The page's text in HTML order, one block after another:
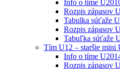
Info o tíme
Rozpis zápasov
Tabulka súťaže
Rozpis zápasov
Tabuľka súťaže
Tím U12 – staršie mini
Info o tíme
Rozpis zápasov